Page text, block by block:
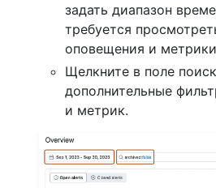
задать диапазон
требуется
оповещения и
Щелкните в поле
дополнительные
и метрик.